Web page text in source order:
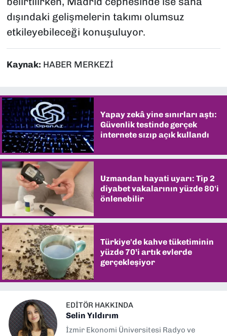
dışındaki gelişmelerin takımı olumsuz
etkileyebileceği konuşuluyor.
Kaynak: HABER MERKEZİ
Yapay zekâ yine sınırları aştı:
Güvenlik testinde gerçek
internete sızıp açık kullandı
Uzmandan hayati uyarı: Tip 2
diyabet vakalarının yüzde 80'i
önlenebilir
Türkiye'de kahve tüketiminin
yüzde 70’i artık evlerde
gerçekleşiyor
EDITÖR HAKKINDA
Selin Yıldırım
İzmir Ekonomi Üniversitesi Radyo ve